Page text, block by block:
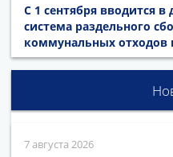
С 1 сентября вводится в
система раздельного
коммунальных отходов
7 августа 2026